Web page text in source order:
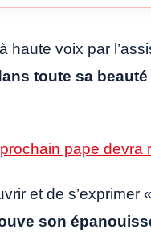
voix par
toute sa beauté
pape devra
et de s’exprimer «
son